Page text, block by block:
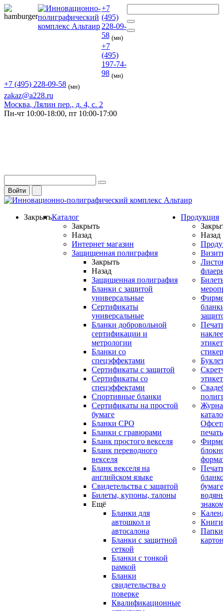
+7
(495)
228-09-
58 (мн)
+7
(495)
197-74-
98 (мн)
+7 (495) 228-09-58 (мн)
zakaz@a228.ru
Москва, Лялин пер., д. 4, с. 2
Пн-чт 10:00-18:00, пт 10:00-17:00
Войти
ЗакрытьКаталог
Закрыть
Назад
Интернет магазин
Защищенная полиграфия
Закрыть
Назад
Защищенная полиграфия
Бланки с защитой
универсальные
Сертификаты
универсальные
Бланки добровольной
сертификации и
метрологии
Бланки со
спецэффектами
Сертификаты с защитой
Сертификаты со
спецэффектами
Спортивные бланки
Cертификаты на простой
бумаге
Бланки СРО
Бланки с гравюрами
Бланк простого векселя
Бланк переводного
векселя
Бланк векселя на
английском языке
Свидетельства с защитой
Билеты, купоны, талоны
Ещё
Бланки для
автошкол и
автосалона
Бланки с защитной
сеткой
Бланки с тонкой
рамкой
Бланки
свидетельства о
поверке
Квалификационные
Продукция
Назад
печать
Книги
Папки